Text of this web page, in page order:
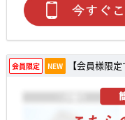
会員限定 NEW 【会員様限